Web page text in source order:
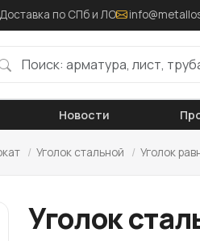
по СПб и ЛО
Новости
/ Уголок стальной / Уголок
Уголок